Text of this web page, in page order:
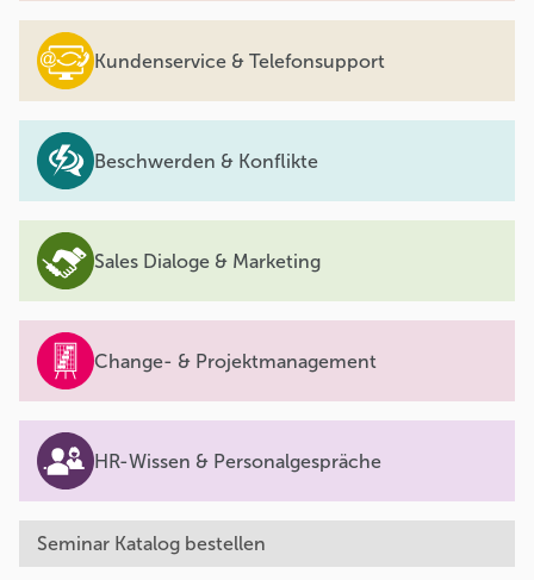
Kundenservice & Telefonsupport
Beschwerden & Konflikte
Sales Dialoge & Marketing
Change- & Projektmanagement
HR-Wissen & Personalgespräche
Seminar Katalog bestellen